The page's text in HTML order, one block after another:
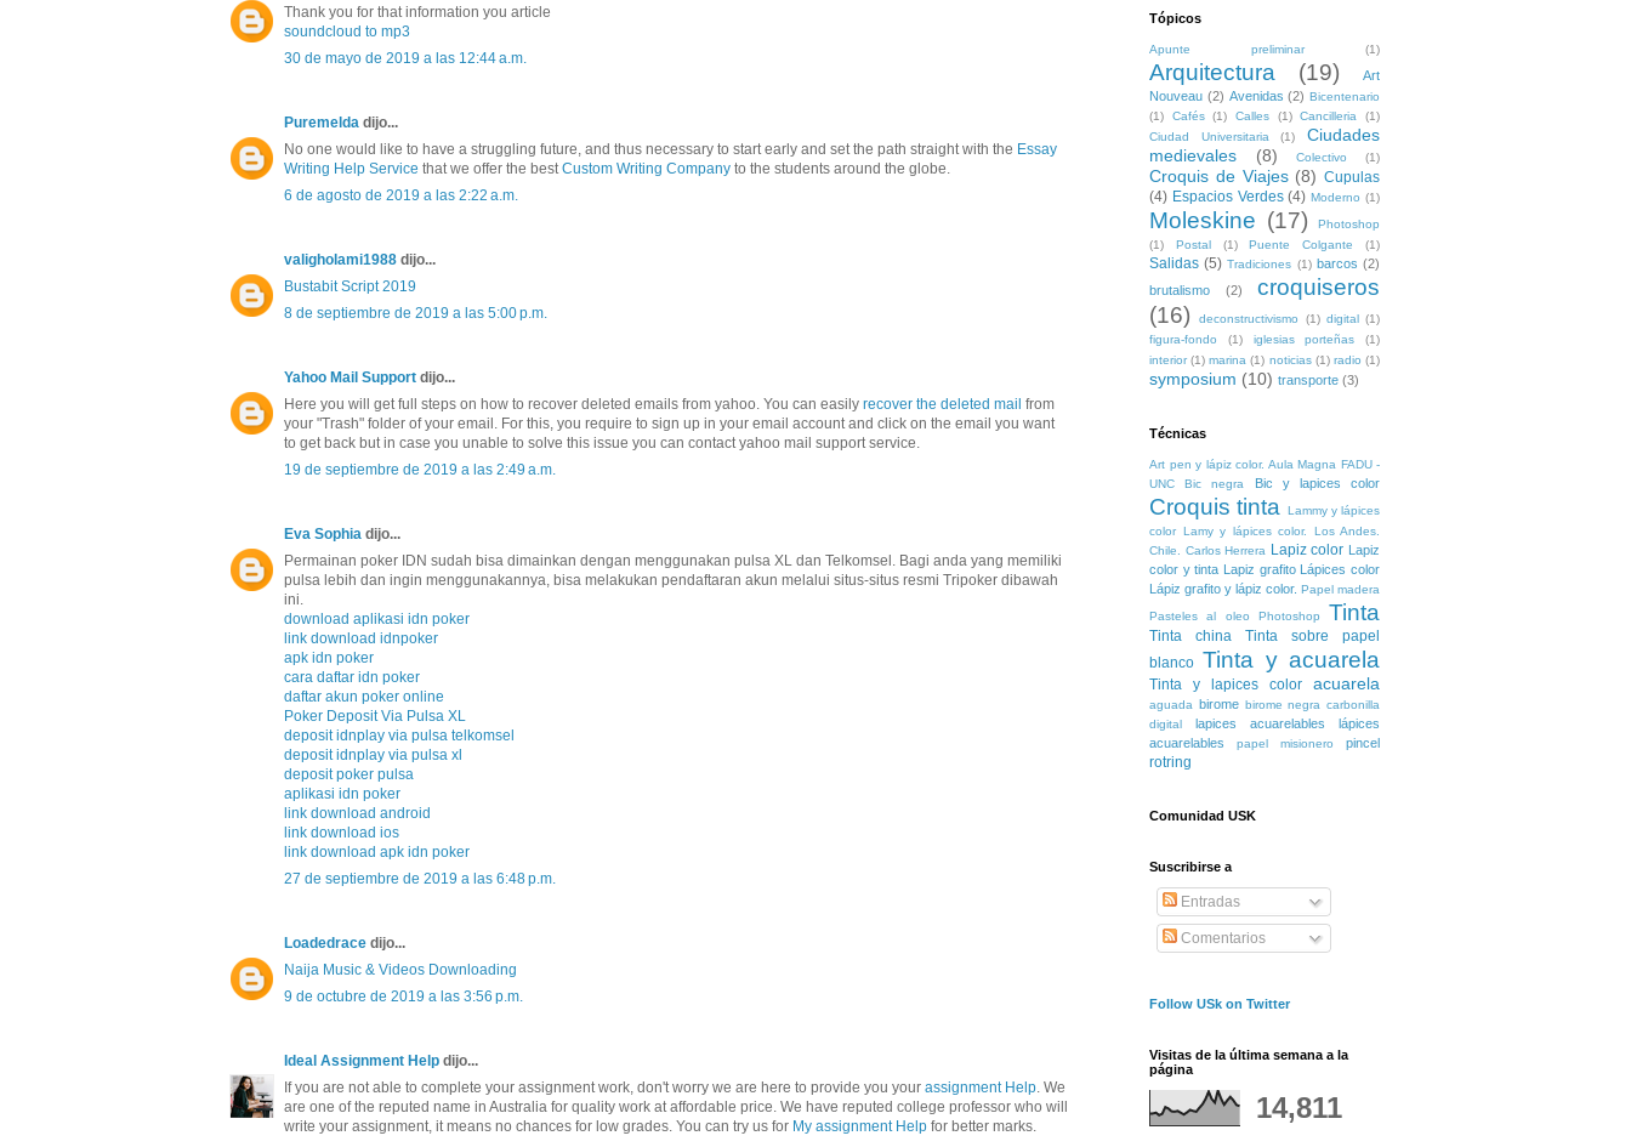
Thank you for that information you article
soundcloud to mp3
30 de mayo de 2019 a las 12:44 a.m.
Puremelda dijo...
No one would like to have a struggling future, and thus necessary to start early and set the path straight with the Essay
Writing Help Service that we offer the bestCustom Writing Company to the students around the globe.
6 de agosto de 2019 a las 2:22 a.m.
valigholami1988 dijo...
Bustabit Script 2019
8 de septiembre de 2019 a las 5:00 p.m.
Yahoo Mail Support dijo...
Here you will get full steps on how to recover deleted emails from yahoo. You can easily recover the deleted mail from
your "Trash" folder of your email. For this, you require to sign up in your email account and click on the email you want
to get back but in case you unable to solve this issue you can contact yahoo mail support service.
19 de septiembre de 2019 a las 2:49 a.m.
Eva Sophia dijo...
Permainan poker IDN sudah bisa dimainkan dengan menggunakan pulsa XL dan Telkomsel. Bagi anda yang memiliki
pulsa lebih dan ingin menggunakannya, bisa melakukan pendaftaran akun melalui situs-situs resmi Tripoker dibawah
ini.
download aplikasi idn poker
link download idnpoker
apk idn poker
cara daftar idn poker
daftar akun poker online
Poker Deposit Via Pulsa XL
deposit idnplay via pulsa telkomsel
deposit idnplay via pulsa xl
deposit poker pulsa
aplikasi idn poker
link download android
link download ios
link download apk idn poker
27 de septiembre de 2019 a las 6:48 p.m.
Loadedrace dijo...
Naija Music & Videos Downloading
9 de octubre de 2019 a las 3:56 p.m.
Ideal Assignment Help dijo...
If you are not able to complete your assignment work, don't worry we are here to provide you your assignment Help. We
are one of the reputed name in Australia for quality work at affordable price. We have reputed college professor who will
write your assignment, it means no chances for low grades. You can try us for My assignment Help for better marks.
Tópicos
Apunte preliminar (1)
Arquitectura (19)
Art
Nouveau (2) Avenidas (2) Bicentenario
(1)
Cafés (1) Calles (1) Cancilleria
(1)
Ciudad Universitaria
(1)
Ciudades
medievales
(8) Colectivo (1)
Croquis de Viajes (8) Cupulas
(4) Espacios Verdes (4) Moderno (1)
Moleskine (17)
Photoshop
(1)
Postal (1) Puente Colgante (1)
Salidas (5) Tradiciones (1) barcos (2)
brutalismo
(2)
croquiseros
(16)
deconstructivismo (1) digital
(1)
figura-fondo
(1) iglesias porteñas
(1)
interior (1) marina (1) noticias (1) radio (1)
symposium (10) transporte (3)
Técnicas
Art pen y lápiz color. Aula Magna FADU -
UNC
Bic negra Bic y lapices color
Croquis tinta
Lammy y lápices
color
Lamy y lápices color. Los Andes.
Chile. Carlos Herrera Lapiz color
Lapiz
color y tinta
Lapiz grafito
Lápices color
Lápiz grafito y lápiz color. Papel madera
Pasteles al oleo
Photoshop Tinta
Tinta china
Tinta sobre papel
blanco Tinta y acuarela
Tinta y lapices color acuarela
aguada birome birome negra carbonilla
digital
lapices acuarelables
lápices
acuarelables
papel misionero pincel
rotring
Comunidad USK
Suscribirse a
Entradas
Comentarios
Follow USk on Twitter
Visitas de la última semana a la
página
14,811